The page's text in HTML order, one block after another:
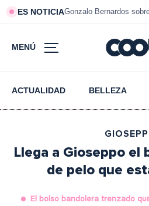
ES NOTICIAGonzalo Bernardos
MENÚ
ACTUALIDAD BELLEZA
Llega a Gioseppo el
de pelo que
El bolso bandolera trenzado